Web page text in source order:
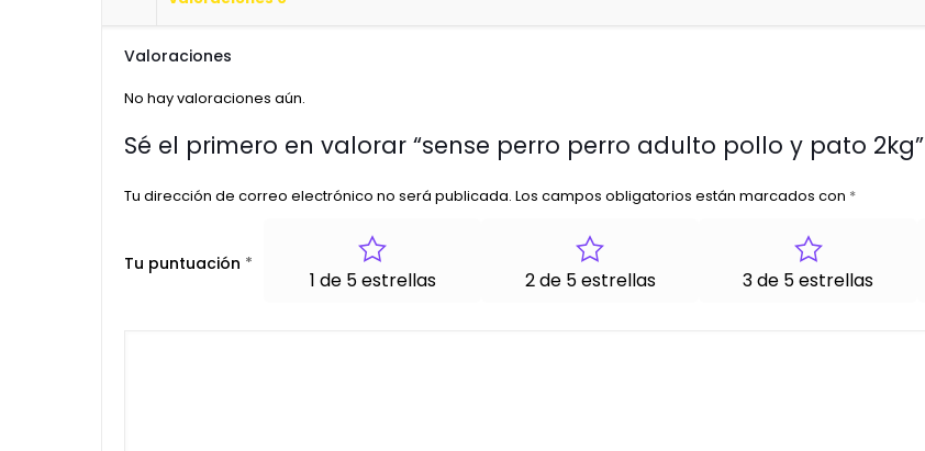
Valoraciones
No hay valoraciones aún.
Sé el primero en valorar “sense perro perro adulto pollo y pato 2kg”
Tu dirección de correo electrónico no será publicada. Los campos obligatorios están marcados con *
Tu puntuación *
1 de 5 estrellas 2 de 5 estrellas 3 de 5 estrellas